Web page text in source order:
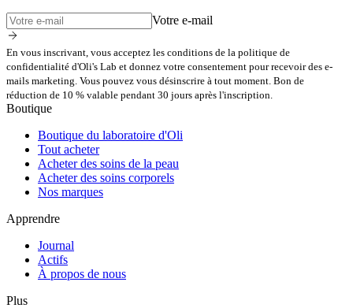
Votre e-mail
En vous inscrivant, vous acceptez les conditions de la politique de
confidentialité d'Oli's Lab et donnez votre consentement pour recevoir des e-
mails marketing. Vous pouvez vous désinscrire à tout moment. Bon de
réduction de 10 % valable pendant 30 jours après l'inscription.
Boutique
Boutique du laboratoire d'Oli
Tout acheter
Acheter des soins de la peau
Acheter des soins corporels
Nos marques
Apprendre
Journal
Actifs
À propos de nous
Plus